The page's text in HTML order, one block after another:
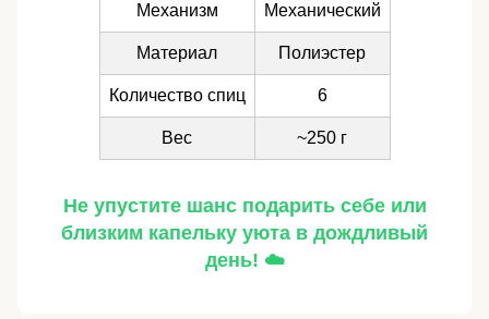
Механизм Механический
Материал Полиэстер
Количество спиц 6
Вес ~250 г
Не упустите шанс подарить себе или
близким капельку уюта в дождливый
день! ☁️